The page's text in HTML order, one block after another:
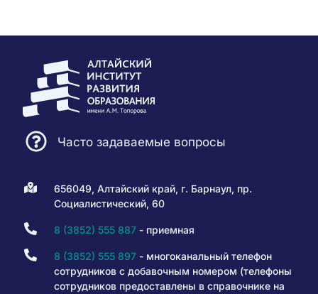
Часто задаваемые вопросы
656049, Алтайский край, г. Барнаул, пр.
Социалистический, 60
8 (3852) 555 887- приемная
8 (3852) 555 897- многоканальный телефон
сотрудников с добавочным номером (телефоны
сотрудников предоставлены в справочнике на